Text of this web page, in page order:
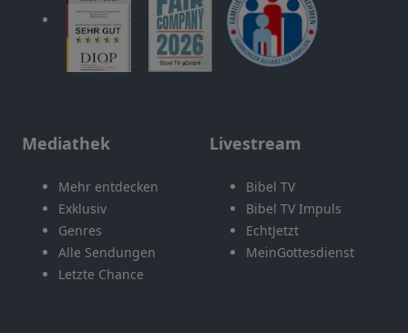
Mediathek
Mehr entdecken
Exklusiv
Genres
Alle Sendungen
Letzte Chance
Livestream
Bibel TV
Bibel TV Impuls
EchtJetzt
MeinGottesdienst